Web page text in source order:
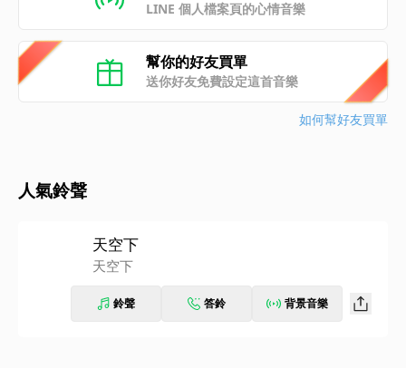
LINE 個人檔案頁的心情音樂
幫你的好友買單
送你好友免費設定這首音樂
如何幫好友買單
人氣鈴聲
天空下
天空下
鈴聲 答鈴 背景音樂